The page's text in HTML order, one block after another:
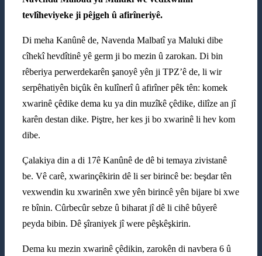
tevlîheviyeke ji pêjgeh û afirîneriyê.
Di meha Kanûnê de, Navenda Malbatî ya Maluki dibe
cîhekî hevdîtinê yê germ ji bo mezin û zarokan. Di bin
rêberiya perwerdekarên şanoyê yên ji TPZ’ê de, li wir
serpêhatiyên biçûk ên kulînerî û afirîner pêk tên: komek
xwarinê çêdike dema ku ya din muzîkê çêdike, dilîze an jî
karên destan dike. Piştre, her kes ji bo xwarinê li hev kom
dibe.
Çalakiya din a di 17ê Kanûnê de dê bi temaya zivistanê
be. Vê carê, xwarinçêkirin dê li ser birincê be: beşdar tên
vexwendin ku xwarinên xwe yên birincê yên bijare bi xwe
re bînin. Cûrbecûr sebze û biharat jî dê li cihê bûyerê
peyda bibin. Dê şîraniyek jî were pêşkêşkirin.
Dema ku mezin xwarinê çêdikin, zarokên di navbera 6 û